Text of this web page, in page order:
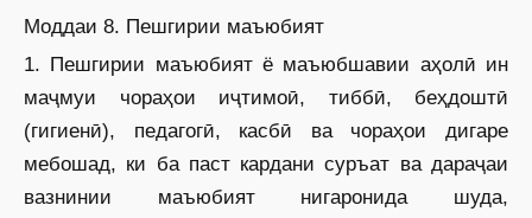
Моддаи 8. Пешгирии маъюбият
1. Пешгирии маъюбият ё маъюбшавии аҳолӣ ин
маҷмуи чораҳои иҷтимоӣ, тиббӣ, беҳдоштӣ
(гигиенӣ), педагогӣ, касбӣ ва чораҳои дигаре
мебошад, ки ба паст кардани суръат ва дараҷаи
вазнинии маъюбият нигаронида шуда,